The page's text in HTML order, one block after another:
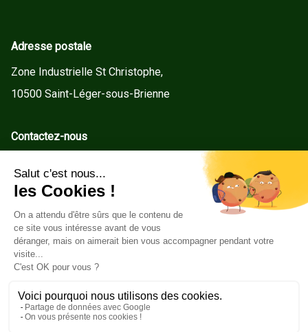
Adresse postale
Zone Industrielle St Christophe,
10500 Saint-Léger-sous-Brienne
Contactez-nous
Tel : +33(0)3 25 92 78 60
Service client
Conditions Générales de Vente
Mentions légales
Politique de cookies